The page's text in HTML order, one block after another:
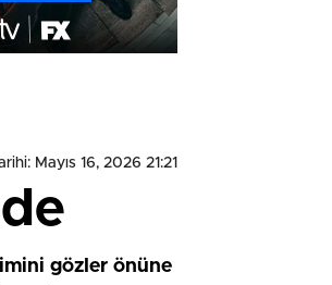
Mayıs 16, 2026 21:21
gözler önüne